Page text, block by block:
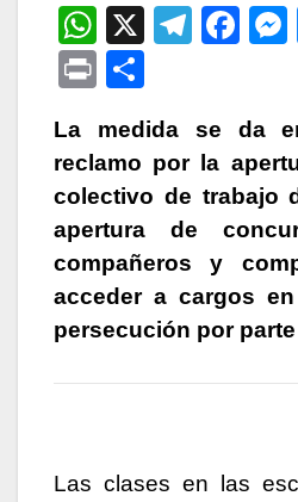
W
h
at
s
A
p
p
X
T
gr
a
m
F
e
b
o
o
k
P
nt m
p
ar
tir
La medida se da
reclamo por la
colectivo de trabajo
apertura de
compañeros y
acceder a cargos
persecución por
Las clases en las